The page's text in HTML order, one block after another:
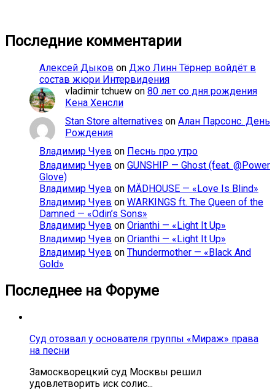
Последние комментарии
Алексей Дыков on Джо Линн Тёрнер войдёт в
состав жюри Интервидения
vladimir tchuew on 80 лет со дня рождения
Кена Хенсли
Stan Store alternatives on Алан Парсонс. День
Рождения
Владимир Чуев on Песнь про утро
Владимир Чуев on GUNSHIP — Ghost (feat. @Power
Glove)
Владимир Чуев on MÄDHOUSE — «Love Is Blind»
Владимир Чуев on WARKINGS ft. The Queen of the
Damned — «Odin’s Sons»
Владимир Чуев on Orianthi — «Light It Up»
Владимир Чуев on Orianthi — «Light It Up»
Владимир Чуев on Thundermother — «Black And
Gold»
Последнее на Форуме
Суд отозвал у основателя группы «Мираж» права
на песни
Замоскворецкий суд Москвы решил
удовлетворить иск солис...